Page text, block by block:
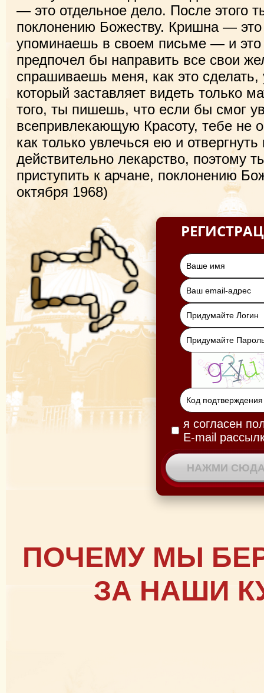
— это отдельное дело. После этого
поклонению Божеству. Кришна —
упоминаешь в своем письме — и
предпочел бы направить все свои
спрашиваешь меня, как это
который заставляет видеть только
того, ты пишешь, что если бы смог
всепривлекающую Красоту, тебе не
как только увлечься ею и
действительно лекарство, поэтому
приступить к арчане, поклонению
октября 1968)
я согласен
E-mail
ПОЧЕМУ МЫ
ЗА НАШИ